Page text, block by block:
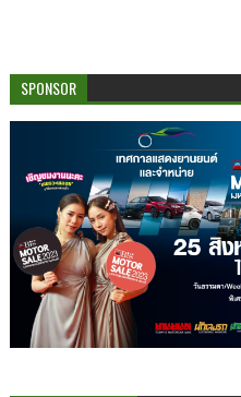
SPONSOR